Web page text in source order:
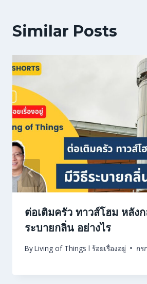
Similar Posts
ต่อเติมครัว ทาวส์โฮม หลัง
ระบายกลิ่น อย่างไร
ByLiving of Things l ร้อยเรื่องอยู่ กร